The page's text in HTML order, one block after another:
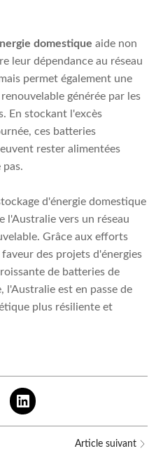
domestique aide non
leur dépendance au réseau
permet également une
générée par les
En stockant l'excès
ces batteries
rester alimentées
pas.
d'énergie domestique
l'Australie vers un réseau
Grâce aux efforts
des projets d'énergies
de batteries de
l'Australie est en passe de
plus résiliente et
Article suivant